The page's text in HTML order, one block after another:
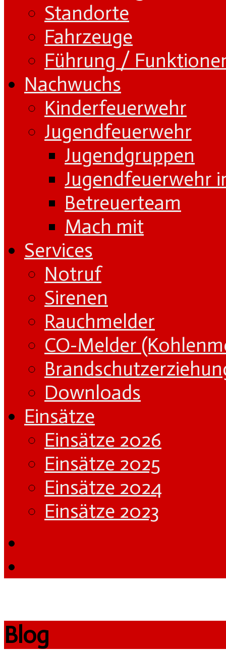
Standorte
Fahrzeuge
Führung /
Nachwuchs
Kinderfeuerwehr
Jugendfeuerwehr
Jugendgruppen
Jugendfeuerwehr
Betreuerteam
Mach mit
Services
Notruf
Sirenen
Rauchmelder
CO-Melder
Downloads
Einsätze
Einsätze 2026
Einsätze 2025
Einsätze 2024
Einsätze 2023
Blog